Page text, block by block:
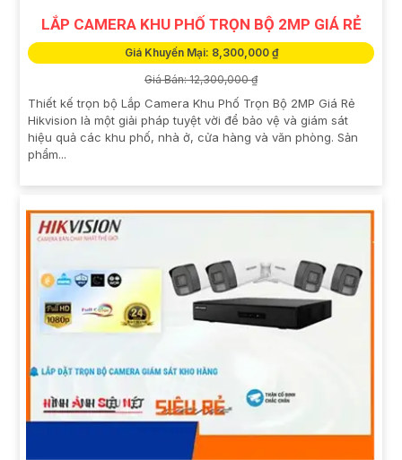
LẮP CAMERA KHU PHỐ TRỌN BỘ 2MP GIÁ RẺ
Giá Khuyến Mại: 8,300,000 ₫
Giá Bán: 12,300,000 ₫
Thiết kế trọn bộ Lắp Camera Khu Phố Trọn Bộ 2MP Giá Rẻ
Hikvision là một giải pháp tuyệt vời để bảo vệ và giám sát
hiệu quả các khu phố, nhà ở, cửa hàng và văn phòng. Sản
phẩm...